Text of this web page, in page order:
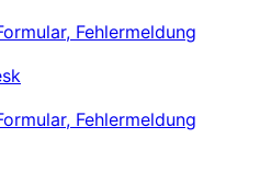
Fehlermeldung
Fehlermeldung